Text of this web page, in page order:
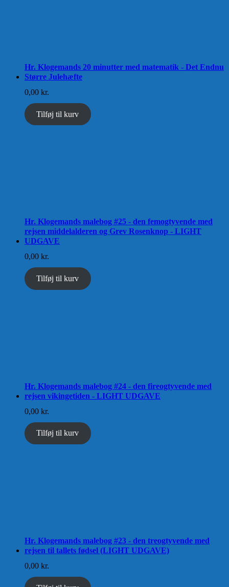
Hr. Klogemands 20 minutter med matematik - Det Endnu
Større Julehæfte
0,00 kr.
Tilføj til kurv
Hr. Klogemands malebog #25 - den femogtyvende med
rejsen middelalderen og Grev Rosenknop - LIGHT
UDGAVE
0,00 kr.
Tilføj til kurv
Hr. Klogemands malebog #24 - den fireogtyvende med
rejsen vikingetiden - LIGHT UDGAVE
0,00 kr.
Tilføj til kurv
Hr. Klogemands malebog #23 - den treogtyvende med
rejsen til tallets fødsel (LIGHT UDGAVE)
0,00 kr.